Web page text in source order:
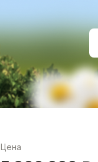
Цена